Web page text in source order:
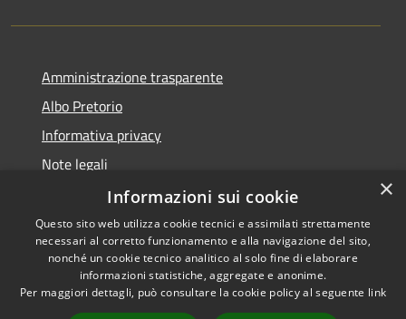
Amministrazione trasparente
Albo Pretorio
Informativa privacy
Note legali
Dichiarazione di accessibilità
RSS
Accessibilità
Copyright © 2026 • Comune di
×
Informazioni sui cookie
Questo sito web utilizza cookie tecnici e assimilati strettamente
necessari al corretto funzionamento e alla navigazione del sito,
nonché un cookie tecnico analitico al solo fine di elaborare
informazioni statistiche, aggregate e anonime.
Per maggiori dettagli, può consultare la cookie policy al seguente link